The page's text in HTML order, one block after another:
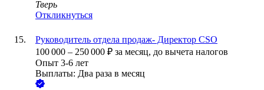
Тверь
Откликнуться
Руководитель отдела продаж- Директор CSO
100 000 – 250 000 ₽ за месяц, до вычета налогов
Опыт 3-6 лет
Выплаты: Два раза в месяц